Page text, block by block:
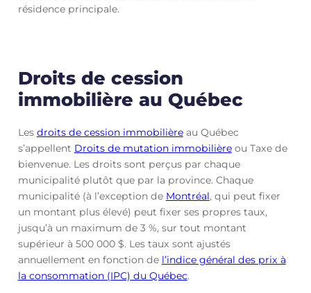
résidence principale.
Droits de cession
immobilière au Québec
Les droits de cession immobilièreau Québec
s’appellent Droits de mutation immobilièreou Taxe de
bienvenue. Les droits sont perçus par chaque
municipalité plutôt que par la province. Chaque
municipalité (à l’exception de Montréal, qui peut fixer
un montant plus élevé) peut fixer ses propres taux,
jusqu’à un maximum de 3 %, sur tout montant
supérieur à 500 000 $. Les taux sont ajustés
annuellement en fonction de l’indice général des prix à
la consommation (IPC) du Québec.